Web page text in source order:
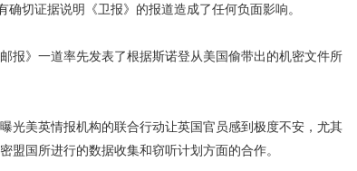
确切证据说明《卫报》的报道造成了任何负面影响。
》一道率先发表了根据斯诺登从美国偷带出的机密文件所
美英情报机构的联合行动让英国官员感到极度不安，尤其
盟国所进行的数据收集和窃听计划方面的合作。